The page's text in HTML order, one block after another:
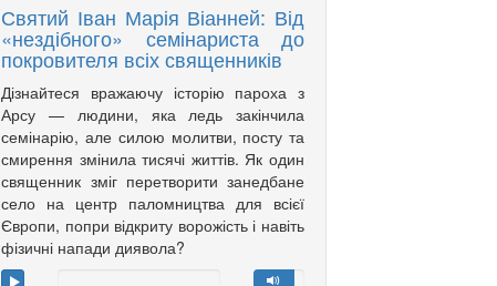
Святий Іван Марія Віанней: Від
«нездібного» семінариста до
покровителя всіх священників
Дізнайтеся вражаючу історію пароха з
Арсу — людини, яка ледь закінчила
семінарію, але силою молитви, посту та
смирення змінила тисячі життів. Як один
священник зміг перетворити занедбане
село на центр паломництва для всієї
Європи, попри відкриту ворожість і навіть
фізичні напади диявола?